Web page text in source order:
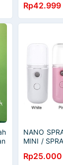
NANO
PORTABLE
Rp42.999
NANO
MINI /
Rp25.000